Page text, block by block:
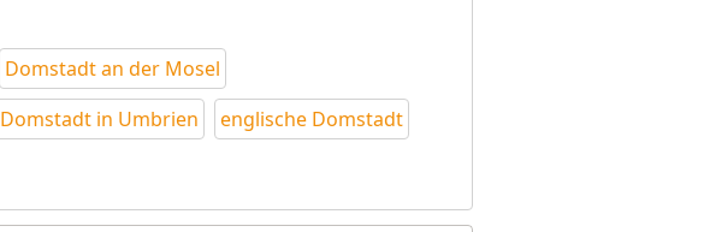
Domstadt an der Mosel
Domstadt in Umbrien
englische Domstadt